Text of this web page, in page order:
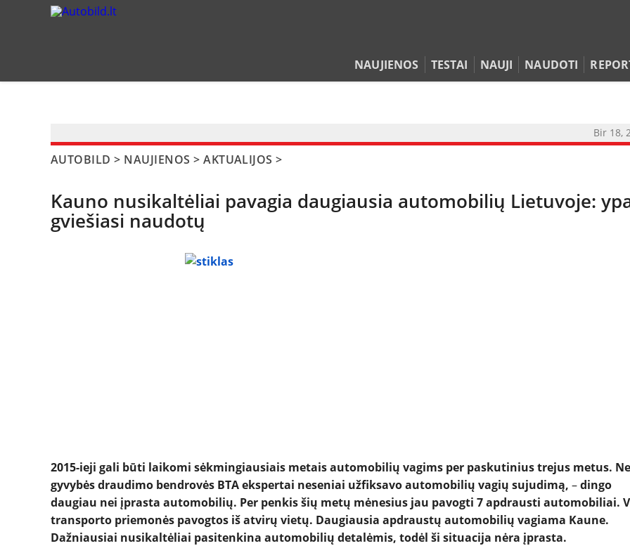
NAUJIENOS TESTAI NAUJI NAUDOTI
PATARIMAI
ĮVAIRENYBĖS
Bir 18,
AUTOBILD > NAUJIENOS >AKTUALIJOS >
Kauno nusikaltėliai pavagia daugiausia automobilių Lietuvoje:
gviešiasi naudotų
2015-ieji gali būti laikomi sėkmingiausiais metais automobilių vagims per paskutinius trejus metus. Ne
gyvybės draudimo bendrovės BTA ekspertai neseniai užfiksavo automobilių vagių sujudimą, –dingo
daugiau nei įprasta automobilių. Per penkis šių metų mėnesius jau pavogti 7 apdrausti automobiliai.
transporto priemonės pavogtos iš atvirų vietų. Daugiausia apdraustų automobilių vagiama Kaune.
Dažniausiai nusikaltėliai pasitenkina automobilių detalėmis, todėl ši situacija nėra įprasta.